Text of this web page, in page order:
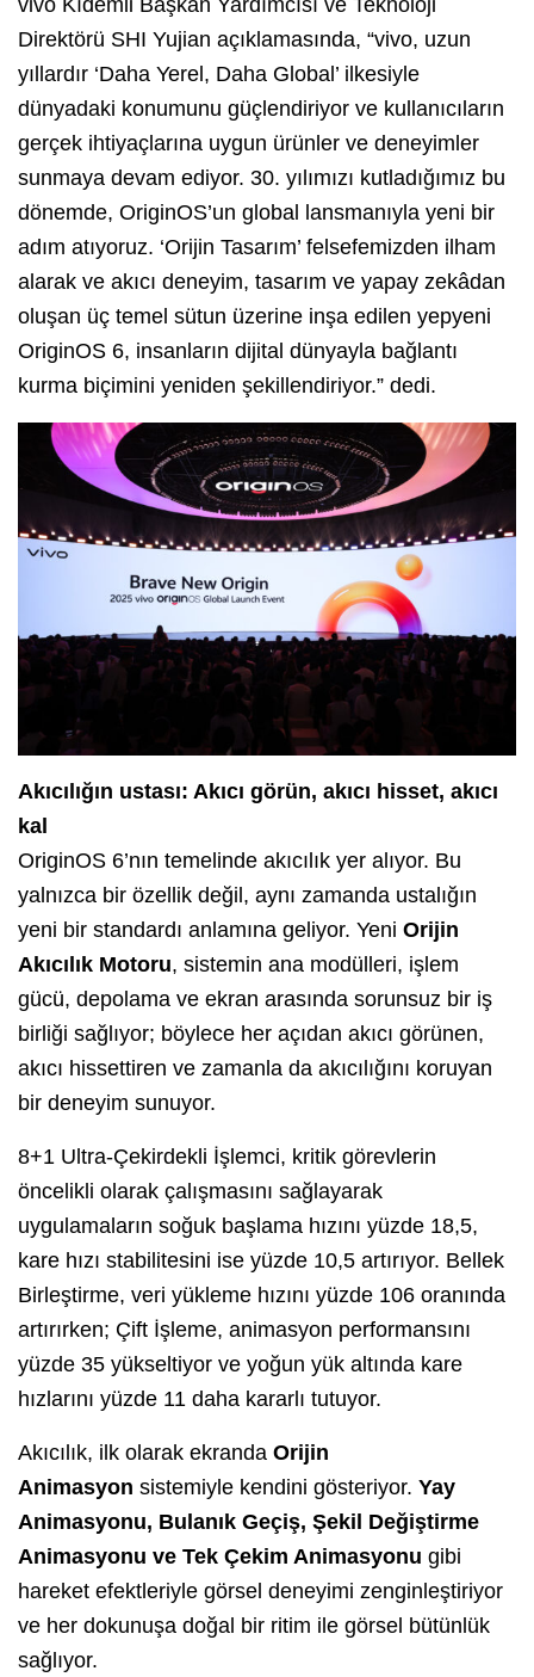
vivo Kıdemli Başkan Yardımcısı ve Teknoloji
Direktörü SHI Yujian açıklamasında, “vivo, uzun
yıllardır ‘Daha Yerel, Daha Global’ ilkesiyle
dünyadaki konumunu güçlendiriyor ve kullanıcıların
gerçek ihtiyaçlarına uygun ürünler ve deneyimler
sunmaya devam ediyor. 30. yılımızı kutladığımız bu
dönemde, OriginOS’un global lansmanıyla yeni bir
adım atıyoruz. ‘Orijin Tasarım’ felsefemizden ilham
alarak ve akıcı deneyim, tasarım ve yapay zekâdan
oluşan üç temel sütun üzerine inşa edilen yepyeni
OriginOS 6, insanların dijital dünyayla bağlantı
kurma biçimini yeniden şekillendiriyor.” dedi.
Akıcılığın ustası: Akıcı görün, akıcı hisset, akıcı
kal
OriginOS 6’nın temelinde akıcılık yer alıyor. Bu
yalnızca bir özellik değil, aynı zamanda ustalığın
yeni bir standardı anlamına geliyor. Yeni Orijin
Akıcılık Motoru, sistemin ana modülleri, işlem
gücü, depolama ve ekran arasında sorunsuz bir iş
birliği sağlıyor; böylece her açıdan akıcı görünen,
akıcı hissettiren ve zamanla da akıcılığını koruyan
bir deneyim sunuyor.
8+1 Ultra-Çekirdekli İşlemci, kritik görevlerin
öncelikli olarak çalışmasını sağlayarak
uygulamaların soğuk başlama hızını yüzde 18,5,
kare hızı stabilitesini ise yüzde 10,5 artırıyor. Bellek
Birleştirme, veri yükleme hızını yüzde 106 oranında
artırırken; Çift İşleme, animasyon performansını
yüzde 35 yükseltiyor ve yoğun yük altında kare
hızlarını yüzde 11 daha kararlı tutuyor.
Akıcılık, ilk olarak ekranda Orijin
Animasyon sistemiyle kendini gösteriyor. Yay
Animasyonu, Bulanık Geçiş, Şekil Değiştirme
Animasyonu ve Tek Çekim Animasyonu gibi
hareket efektleriyle görsel deneyimi zenginleştiriyor
ve her dokunuşa doğal bir ritim ile görsel bütünlük
sağlıyor.